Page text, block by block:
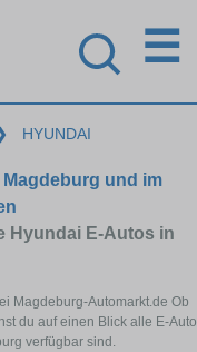
☰
HYUNDAI
und im
Hyundai E-Autos in
Magdeburg-Automarkt.de Ob
du auf einen Blick alle E-Auto
verfügbar sind.